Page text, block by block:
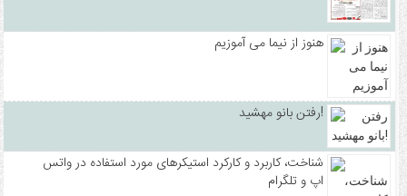
هنوز از نیما می آموزیم
رفتن بانو مهشید!
شناخت، کاربرد و کارکرد استیکرهای مورد استفاده در واتس
اپ و تلگرام